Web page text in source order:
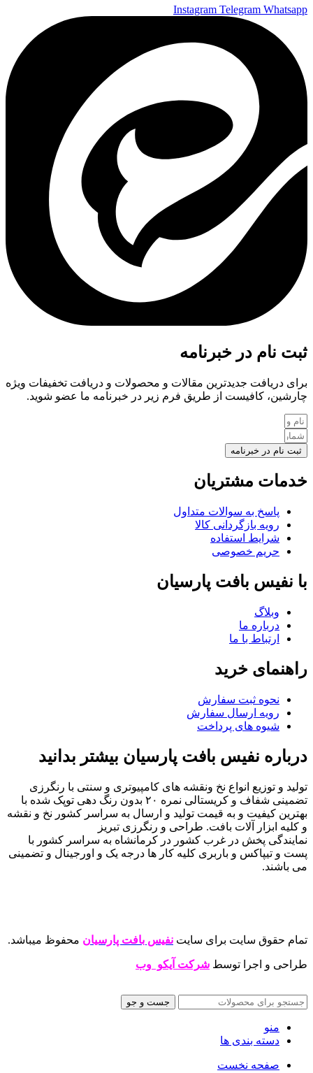
Instagram Telegram Whatsapp
ثبت نام در خبرنامه
برای دریافت جدیدترین مقالات و محصولات و دریافت تخفیفات ویژه
چارشین، کافیست از طریق فرم زیر در خبرنامه ما عضو شوید.
ثبت نام در خبرنامه
خدمات مشتریان
پاسخ به سوالات متداول
رویه بازگردانی کالا
شرایط استفاده
حریم خصوصی
با نفیس بافت پارسیان
وبلاگ
درباره ما
ارتباط با ما
راهنمای خرید
نحوه ثبت سفارش
رویه ارسال سفارش
شیوه های پرداخت
درباره نفیس بافت پارسیان بیشتر بدانید
تولید و توزیع انواع نخ ونقشه های کامپیوتری و سنتی با رنگرزی
تضمینی شفاف و کریستالی نمره ۲۰ بدون رنگ دهی توپک شده با
بهترین کیفیت و به قیمت تولید و ارسال به سراسر کشور نخ و نقشه
و کلیه ابزار آلات بافت. طراحی و رنگرزی تبریز
نمایندگی پخش در غرب کشور در کرمانشاه به سراسر کشور با
پست و تیپاکس و باربری کلیه کار ها درجه یک و اورجینال و تضمینی
می باشند.
تمام حقوق سایت برای سایت نفیس بافت پارسیان محفوظ میباشد.
طراحی و اجرا توسط شرکت آیکو وب
جست و جو
منو
دسته بندی ها
صفحه نخست